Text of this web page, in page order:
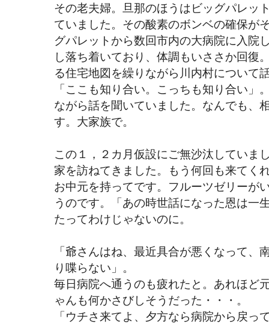
その老夫婦。旦那のほうはビッグパレッ
ていました。その酸素のボンベの確保が
グパレットから数回市内の大病院に入院
し落ち着いており、体調もいささか回復
る住宅地図を繰りながら川内村について
「ここも知り合い。こっちも知り合い
ながら話を聞いていました。なんでも、
す。大家族で。
この１，２カ月仮設にご無沙汰していま
家を訪ねてきました。もう何回も来てく
お中元を持ってです。フルーツゼリーが
うのです。「あの時世話になった恩は一
たってわけじゃないのに。
「爺さんはね、最近具合が悪くなって
り喋らない」。
毎日病院へ通うのも疲れたと。あれほど
ゃんも何かさびしそうだった・・・。
「ウチさ来てよ、夕方なら病院から戻